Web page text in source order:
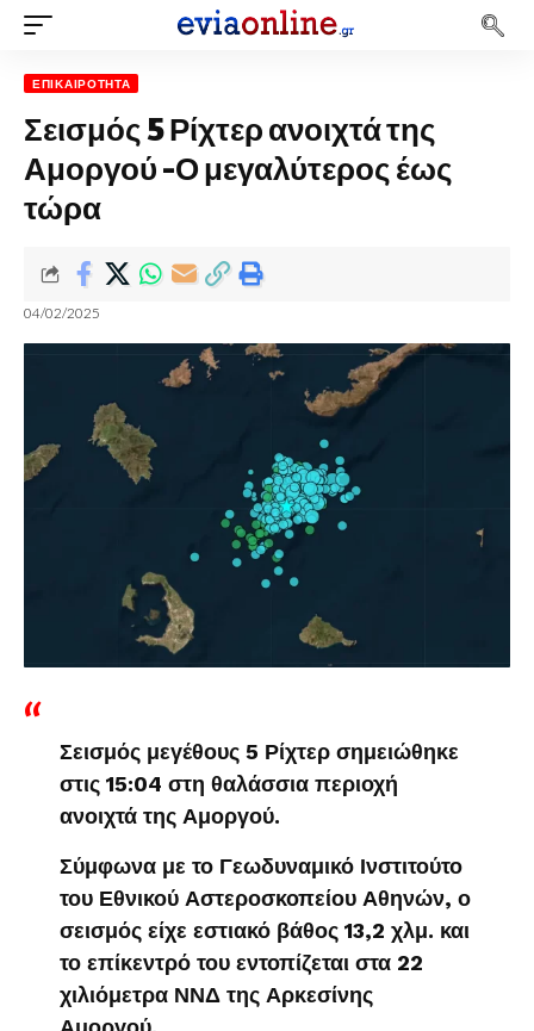
ΕΠΙΚΑΙΡΌΤΗΤΑ
Σεισμός 5 Ρίχτερ ανοιχτά της
Αμοργού -Ο μεγαλύτερος έως
τώρα
04/02/2025
Σεισμός μεγέθους 5 Ρίχτερ σημειώθηκε
στις 15:04 στη θαλάσσια περιοχή
ανοιχτά της Αμοργού.
Σύμφωνα με το Γεωδυναμικό Ινστιτούτο
του Εθνικού Αστεροσκοπείου Αθηνών, ο
σεισμός είχε εστιακό βάθος 13,2 χλμ. και
το επίκεντρό του εντοπίζεται στα 22
χιλιόμετρα ΝΝΔ της Αρκεσίνης